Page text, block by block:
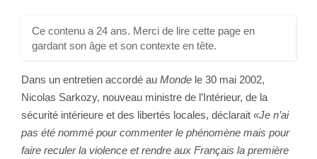
Ce contenu a 24 ans. Merci de lire cette page en
gardant son âge et son contexte en tête.
Dans un entretien accordé au Monde le 30 mai 2002,
Nicolas Sarkozy, nouveau ministre de l’Intérieur, de la
sécurité intérieure et des libertés locales, déclarait «Je n’ai
pas été nommé pour commenter le phénomène mais pour
faire reculer la violence et rendre aux Français la première